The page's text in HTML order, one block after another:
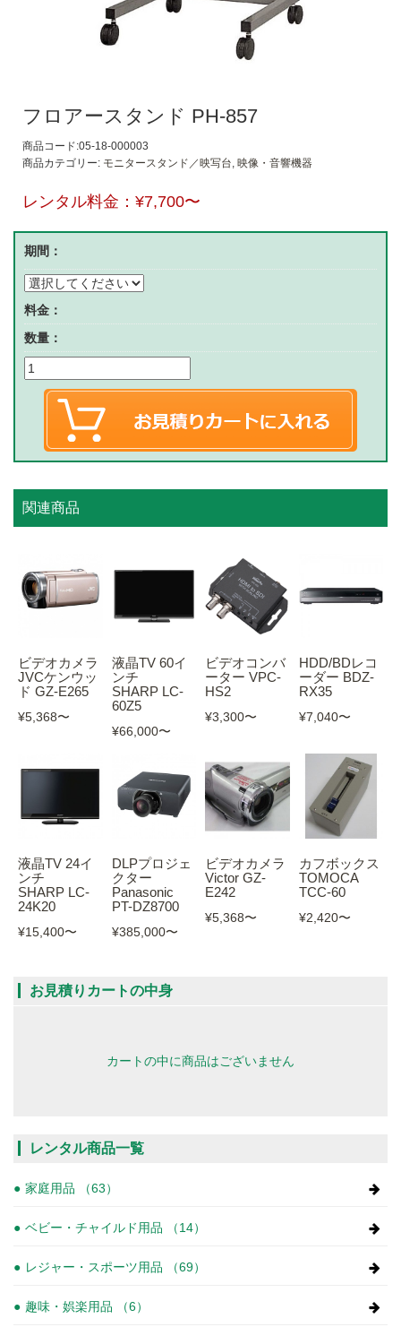
フロアースタンド PH-857
商品コード:05-18-000003
商品カテゴリー: モニタースタンド／映写台 映像・音響機器
レンタル料金： ¥7,700〜
期間：
料金：
数量：
関連商品
ビデオカメラ
JVCケンウッ
ド GZ-E265
¥5,368〜
液晶TV 60イ
ンチ
SHARP LC-
60Z5
¥66,000〜
ビデオコンバ
ーター VPC-
HS2
¥3,300〜
HDD/BDレコ
ーダー BDZ-
RX35
¥7,040〜
液晶TV 24イ
ンチ
SHARP LC-
24K20
¥15,400〜
DLPプロジェ
クター
Panasonic
PT-DZ8700
¥385,000〜
ビデオカメラ
Victor GZ-
E242
¥5,368〜
カフボックス
TOMOCA
TCC-60
¥2,420〜
お見積りカートの中身
カートの中に商品はございません
レンタル商品一覧
家庭用品 （63）
ベビー・チャイルド用品 （14）
レジャー・スポーツ用品 （69）
趣味・娯楽用品 （6）